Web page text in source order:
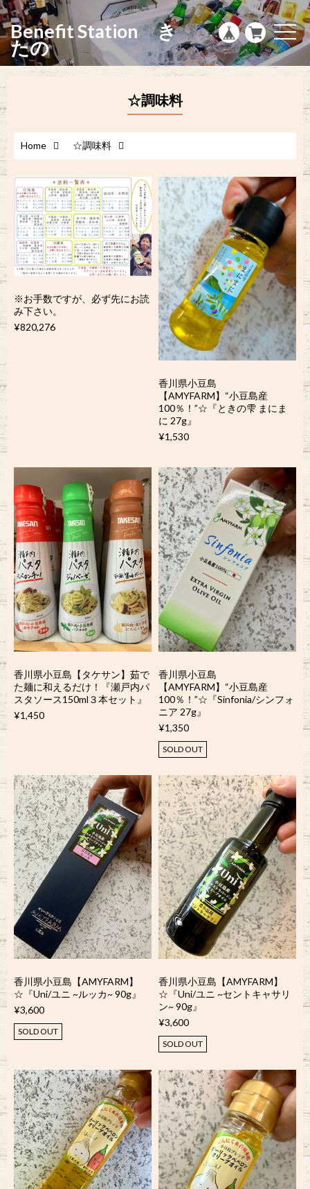
Benefit Station き
たの
t
o
g
g
g
o
☆調味料
Home ☆調味料
※お手数ですが、必ず先にお読
み下さい。
¥820,276
香川県小豆島
【AMYFARM】“小豆島産
100％！”☆『ときの雫 まにま
に 27g』
¥1,530
香川県小豆島【タケサン】茹で
た麺に和えるだけ！『瀬戸内パ
スタソース150ml３本セット』
¥1,450
香川県小豆島
【AMYFARM】“小豆島産
100％！”☆『Sinfonia/シンフォ
ニア 27g』
¥1,350
SOLD OUT
香川県小豆島【AMYFARM】
☆『Uni/ユニ ~ルッカ~ 90g』
¥3,600
SOLD OUT
香川県小豆島【AMYFARM】
☆『Uni/ユニ ~セントキャサリ
ン~ 90g』
¥3,600
SOLD OUT
g
l
e
n
a
v
i
n